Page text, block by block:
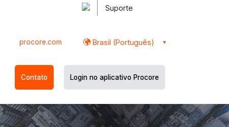
Suporte
procore.com Brasil (Português)
Contato Login no aplicativo Procore